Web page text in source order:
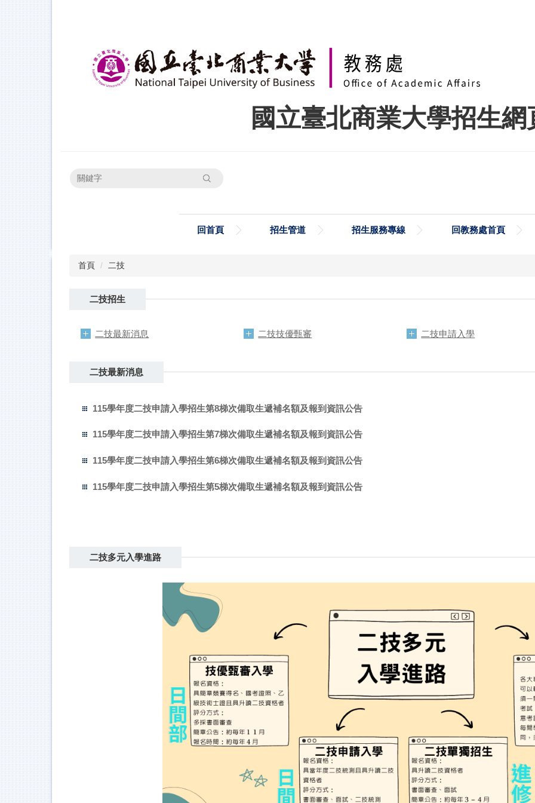
國立臺北商業大學招生網
搜尋
回首頁 招生管道 招生服務專線 回教務處首頁
首頁 二技
二技招生
二技最新消息 二技技優甄審 二技申請入學
二技最新消息
115學年度二技申請入學招生第8梯次備取生遞補名額及報到資訊公告
115學年度二技申請入學招生第7梯次備取生遞補名額及報到資訊公告
115學年度二技申請入學招生第6梯次備取生遞補名額及報到資訊公告
115學年度二技申請入學招生第5梯次備取生遞補名額及報到資訊公告
二技多元入學進路